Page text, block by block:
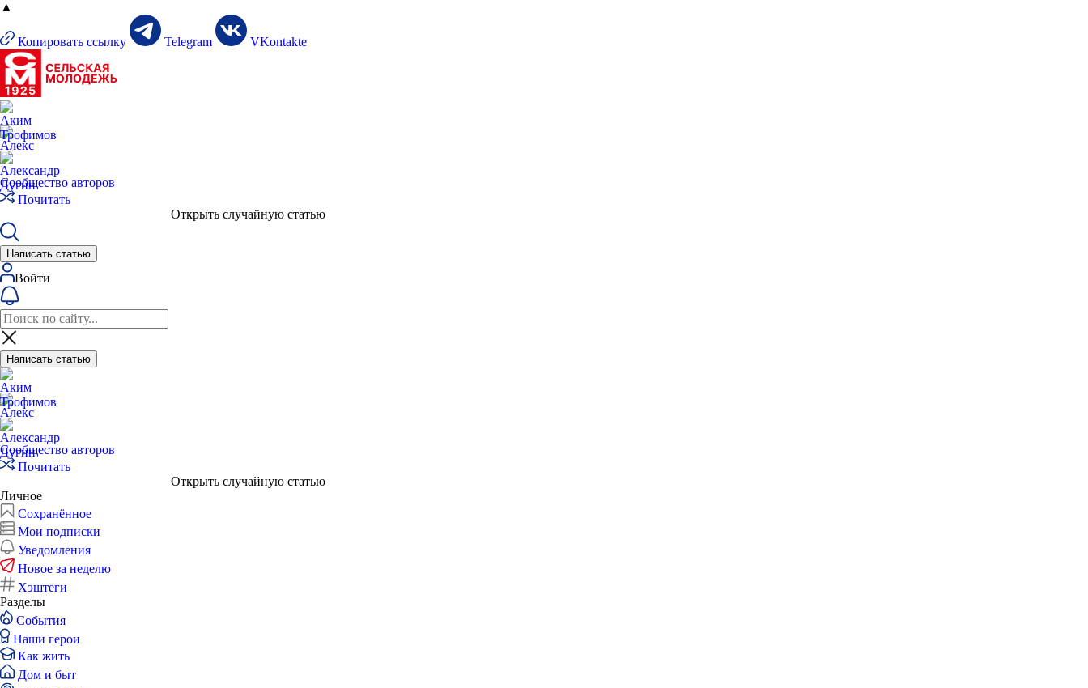
▲
Копировать ссылку Telegram VKontakte
Сообщество авторов
Почитать
Открыть случайную статью
Написать статью
Войти
Написать статью
Сообщество авторов
Почитать
Открыть случайную статью
Личное
Сохранённое
Мои подписки
Уведомления
Новое за неделю
Хэштеги
Разделы
События
Наши герои
Как жить
Дом и быт